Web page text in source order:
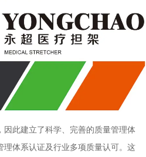
此建立了科学、完善的质量管理体
理体系认证及行业多项质量认可。这